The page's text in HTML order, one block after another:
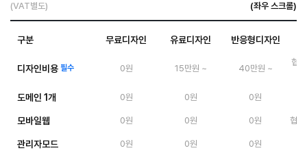
(VAT별도)
구분 무료디자인 유료디자인 반응형디자인
디자인비용 필수 0원 15만원 ~ 40만원 ~
협
도메인 1개 0원 0원 0원
모바일웹 0원 0원 0원 협
관리자모드 0원 0원 0원